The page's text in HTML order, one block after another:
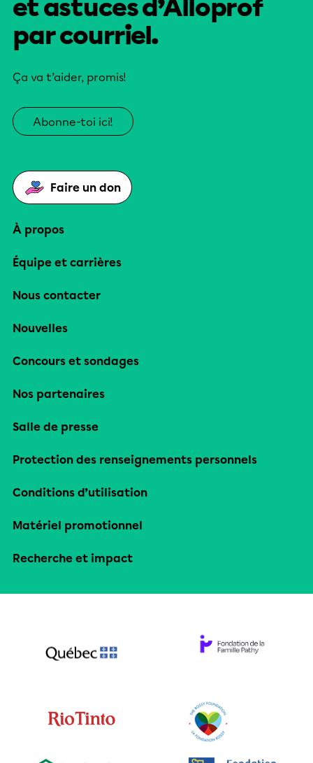
et astuces d’Alloprof
par courriel.
Ça va t’aider, promis!
Abonne-toi ici!
Faire un don
À propos
Équipe et carrières
Nous contacter
Nouvelles
Concours et sondages
Nos partenaires
Salle de presse
Protection des renseignements personnels
Conditions d’utilisation
Matériel promotionnel
Recherche et impact